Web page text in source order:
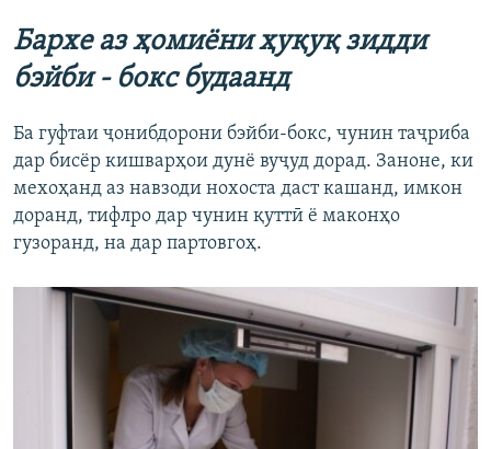
Бархе аз ҳомиёни ҳуқуқ зидди
бэйби - бокс будаанд
Ба гуфтаи ҷонибдорони бэйби-бокс, чунин таҷриба
дар бисёр кишварҳои дунё вуҷуд дорад. Заноне, ки
мехоҳанд аз навзоди нохоста даст кашанд, имкон
доранд, тифлро дар чунин қуттӣ ё маконҳо
гузоранд, на дар партовгоҳ.